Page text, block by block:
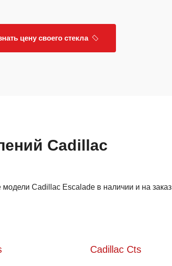
цену своего стекла
Cadillac
Cadillac Escalade в наличии и на заказ
Cadillac Cts